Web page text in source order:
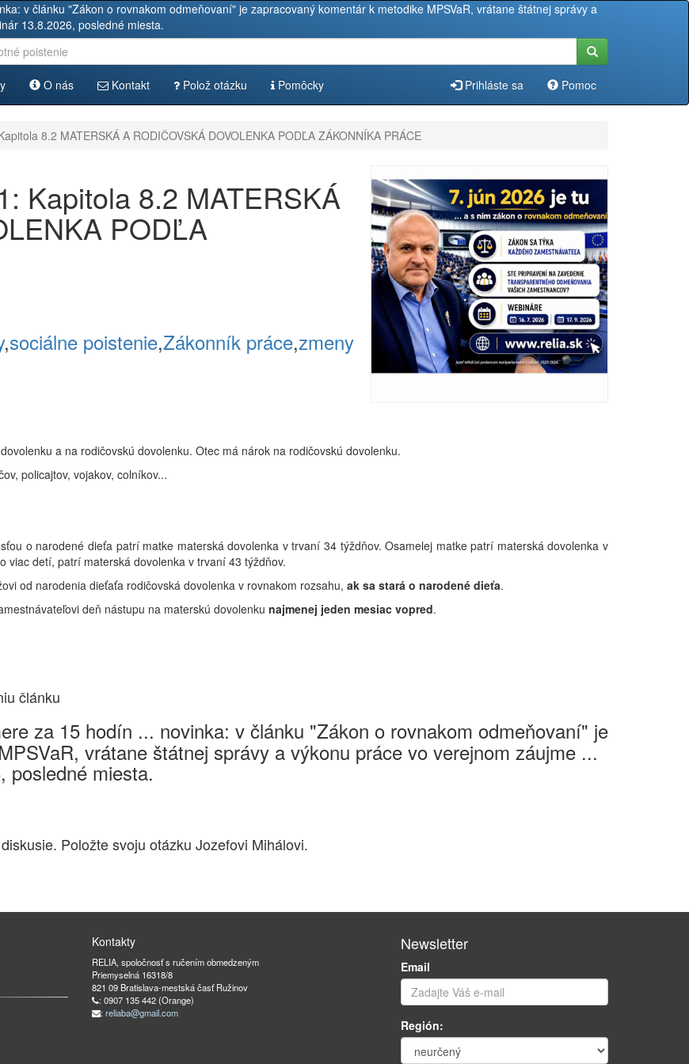
v článku "Zákon o rovnakom odmeňovaní" je zapracovaný komentár k metodike MPSVaR, vrátane štátnej správy a
13.8.2026, posledné miesta.
O nás Kontakt Polož otázku Pomôcky Prihláste sa Pomoc
8.2 MATERSKÁ A RODIČOVSKÁ DOVOLENKA PODĽA ZÁKONNÍKA PRÁCE
Kapitola 8.2 MATERSKÁ
PODĽA
,sociálne poistenie,Zákonník práce,zmeny
a na rodičovskú dovolenku. Otec má nárok na rodičovskú dovolenku.
policajtov, vojakov, colníkov...
o narodené dieťa patrí matke materská dovolenka v trvaní 34 týždňov. Osamelej matke patrí materská dovolenka v
detí, patrí materská dovolenka v trvaní 43 týždňov.
od narodenia dieťaťa rodičovská dovolenka v rovnakom rozsahu, ak sa stará o narodené dieťa.
deň nástupu na materskú dovolenku najmenej jeden mesiac vopred.
článku
za 15 hodín ... novinka: v článku "Zákon o rovnakom odmeňovaní" je
vrátane štátnej správy a výkonu práce vo verejnom záujme ...
posledné miesta.
Položte svoju otázku Jozefovi Mihálovi.
Kontakty
RELIA, spoločnosť s ručením obmedzeným
Priemyselná 16318/8
821 09 Bratislava-mestská časť Ružinov
: 0907 135 442 (Orange)
: reliaba@gmail.com
Newsletter
Email
Región: